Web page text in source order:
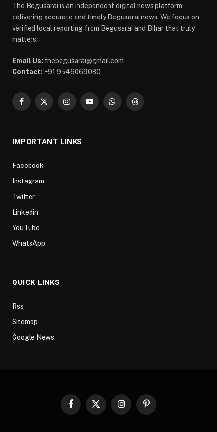
The Begusarai is an independent digital news platform
delivering accurate and timely Begusarai news. We focus on
verified local reporting from Begusarai and Bihar that truly
matters.
Email Us: thebegusarai@gmail.com
Contact: +91 9546069080
Facebook
X
InstagramYouTubeWhatsAppThreads
IMPORTANT LINKS
Facebook
Instagram
Twitter
Linkedin
YouTube
WhatsApp
QUICK LINKS
Rss
Sitemap
Google News
Facebook
X
InstagramPinterest